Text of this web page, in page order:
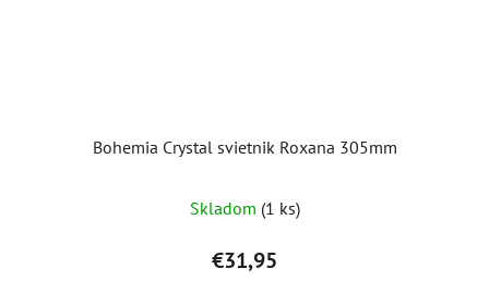
Bohemia Crystal svietnik Roxana 305mm
Skladom (1 ks)
€31,95